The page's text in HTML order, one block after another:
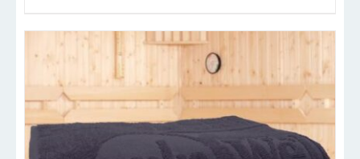
DIESESDETAILS